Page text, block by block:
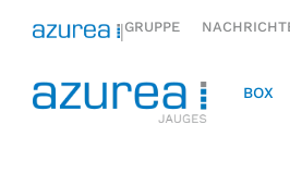
|GRUPPE
BOX